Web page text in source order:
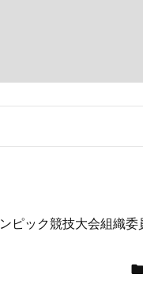
ック競技大会組織委
